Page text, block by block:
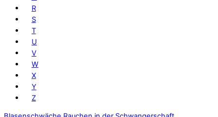
R
S
T
U
V
W
X
Y
Z